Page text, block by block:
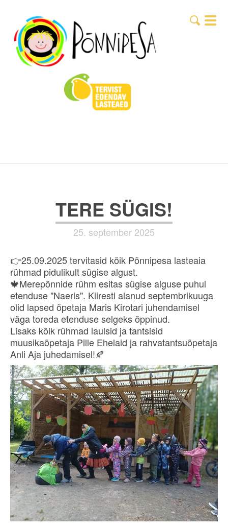
TERE SÜGIS!
25. september 2025
👉25.09.2025 tervitasid kõik Põnnipesa lasteaia
rühmad pidulikult sügise algust.
🍁Merepõnnide rühm esitas sügise alguse puhul
etenduse "Naeris". Kiiresti alanud septembrikuuga
olid lapsed õpetaja Maris Kirotari juhendamisel
väga toreda etenduse selgeks õppinud.
Lisaks kõik rühmad laulsid ja tantsisid
muusikaõpetaja Pille Ehelaid ja rahvatantsuõpetaja
Anli Aja juhedamisel!🍂